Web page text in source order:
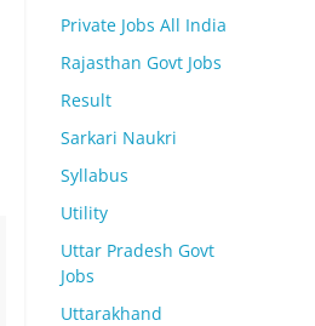
Private Jobs All India
Rajasthan Govt Jobs
Result
Sarkari Naukri
Syllabus
Utility
Uttar Pradesh Govt
Jobs
Uttarakhand